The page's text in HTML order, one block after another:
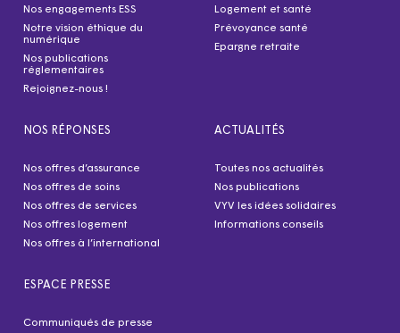
Nos engagements ESS
Notre vision éthique du
numérique
Nos publications
réglementaires
Rejoignez-nous !
Logement et santé
Prévoyance santé
Epargne retraite
NOS RÉPONSES
Nos offres d’assurance
Nos offres de soins
Nos offres de services
Nos offres logement
Nos offres à l’international
ACTUALITÉS
Toutes nos actualités
Nos publications
VYV les idées solidaires
Informations conseils
ESPACE PRESSE
Communiqués de presse